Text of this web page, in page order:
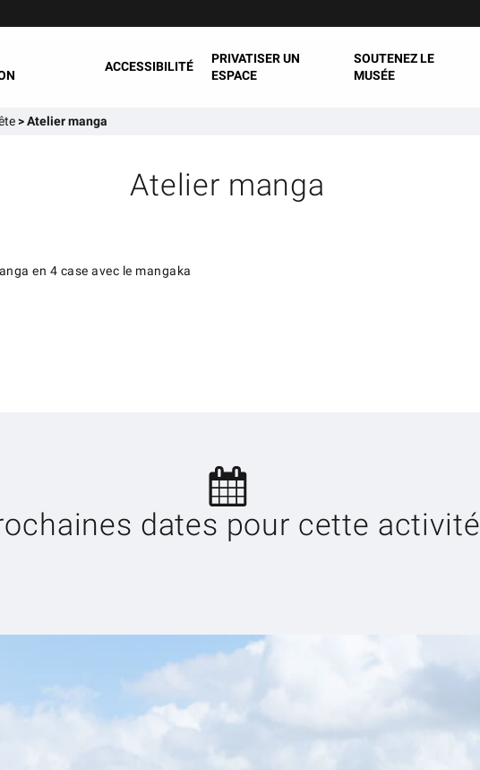
ACCESSIBILITÉ
PRIVATISER UN
ESPACE
SOUTENEZ LE
MUSÉE
>Atelier manga
Atelier manga
en 4 case avec le mangaka
dates pour cette activité